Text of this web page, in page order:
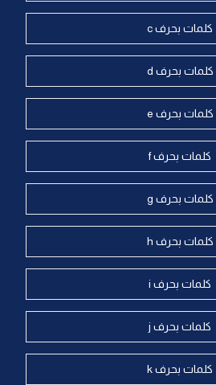
كلمات بحرف c
كلمات بحرف d
كلمات بحرف e
كلمات بحرف f
كلمات بحرف g
كلمات بحرف h
كلمات بحرف i
كلمات بحرف j
كلمات بحرف k